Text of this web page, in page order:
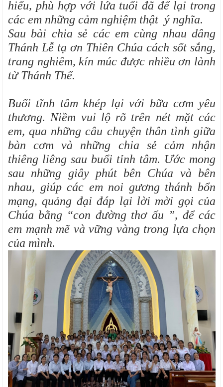
hiểu, phù hợp với lứa tuổi đã để lại trong
các em những cảm nghiệm thật ý nghĩa.
Sau bài chia sẻ các em cùng nhau dâng
Thánh Lễ tạ ơn Thiên Chúa cách sốt sắng,
trang nghiêm, kín múc được nhiều ơn lành
từ Thánh Thể.
Buổi tĩnh tâm khép lại với bữa cơm yêu
thương. Niềm vui lộ rõ trên nét mặt các
em, qua những câu chuyện thân tình giữa
bàn cơm và những chia sẻ cảm nhận
thiêng liêng sau buổi tỉnh tâm. Ước mong
sau những giây phút bên Chúa và bên
nhau, giúp các em noi gương thánh bổn
mạng, quảng đại đáp lại lời mời gọi của
Chúa bằng “con đường thơ ấu ”, để các
em mạnh mẽ và vững vàng trong lựa chọn
của mình.